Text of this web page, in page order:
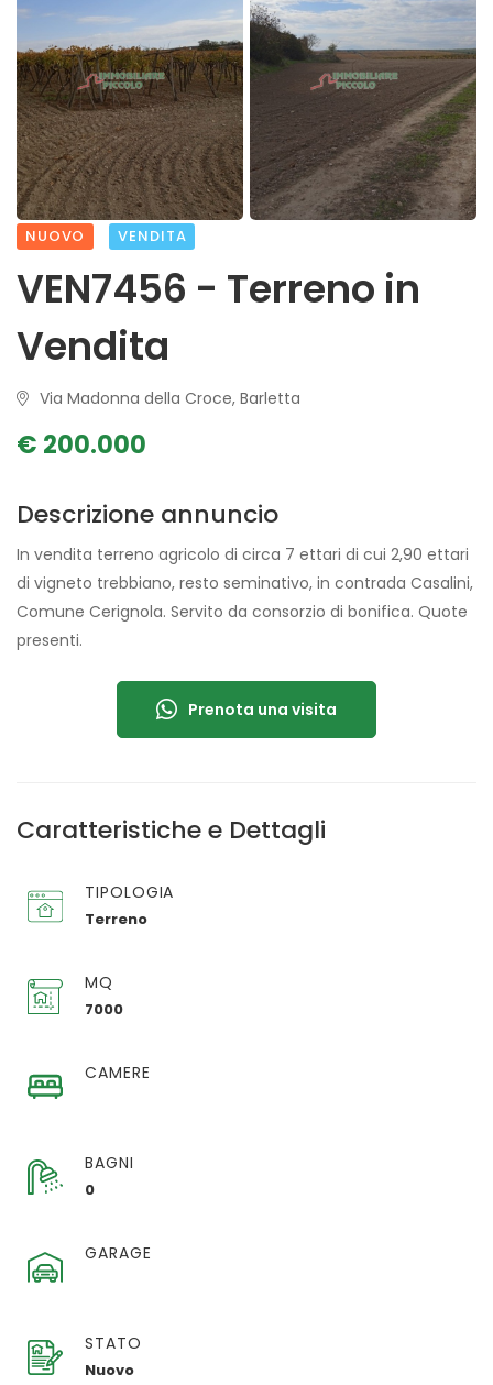
NUOVO VENDITA
VEN7456 - Terreno in
Vendita
Via Madonna della Croce, Barletta
€ 200.000
Descrizione annuncio
In vendita terreno agricolo di circa 7 ettari di cui 2,90 ettari
di vigneto trebbiano, resto seminativo, in contrada Casalini,
Comune Cerignola. Servito da consorzio di bonifica. Quote
presenti.
Prenota una visita
Caratteristiche e Dettagli
TIPOLOGIA
Terreno
MQ
7000
CAMERE
BAGNI
0
GARAGE
STATO
Nuovo